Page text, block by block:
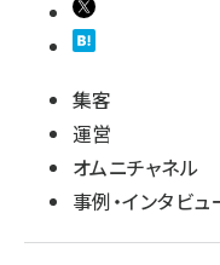
集客
運営
オムニチャネル
事例・インタビュ